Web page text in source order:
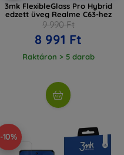
3mk FlexibleGlass Pro Hybrid
edzett üveg Realme C63-hez
9 990 Ft
8 991 Ft
Raktáron > 5 darab
-10%